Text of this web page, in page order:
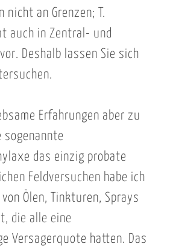
nicht an Grenzen; T.
auch in Zentral- und
Deshalb lassen Sie sich
Erfahrungen aber zu
sogenannte
das einzig probate
Feldversuchen habe ich
Ölen, Tinkturen, Sprays
die alle eine
Versagerquote hatten. Das